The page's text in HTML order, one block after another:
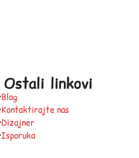
Ostali linkovi
Blog
Kontaktirajte nas
Dizajner
Isporuka